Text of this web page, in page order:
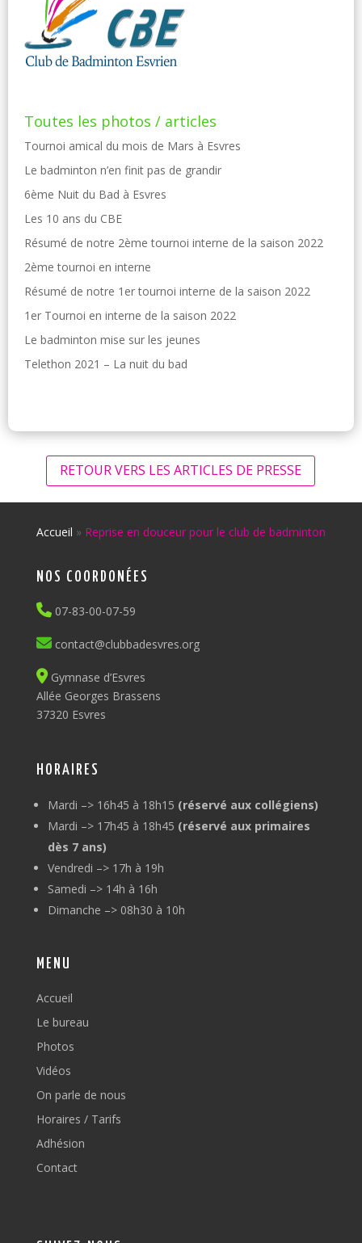
Toutes les photos / articles
Tournoi amical du mois de Mars à Esvres
Le badminton n’en finit pas de grandir
6ème Nuit du Bad à Esvres
Les 10 ans du CBE
Résumé de notre 2ème tournoi interne de la saison 2022
2ème tournoi en interne
Résumé de notre 1er tournoi interne de la saison 2022
1er Tournoi en interne de la saison 2022
Le badminton mise sur les jeunes
Telethon 2021 – La nuit du bad
RETOUR VERS LES ARTICLES DE PRESSE
Accueil » Reprise en douceur pour le club de badminton
NOS COORDONÉES
07-83-00-07-59
contact@clubbadesvres.org
Gymnase d’Esvres
Allée Georges Brassens
37320 Esvres
HORAIRES
Mardi –> 16h45 à 18h15 (réservé aux collégiens)
Mardi –> 17h45 à 18h45 (réservé aux primaires
dès 7 ans)
Vendredi –> 17h à 19h
Samedi –> 14h à 16h
Dimanche –> 08h30 à 10h
MENU
Accueil
Le bureau
Photos
Vidéos
On parle de nous
Horaires / Tarifs
Adhésion
Contact